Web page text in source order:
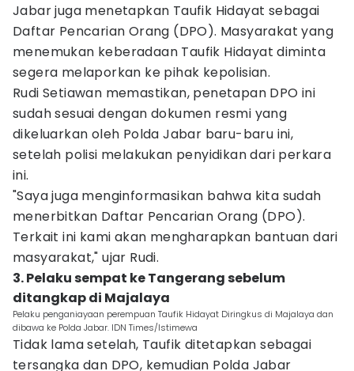
Jabar juga menetapkan Taufik Hidayat sebagai
Daftar Pencarian Orang (DPO). Masyarakat yang
menemukan keberadaan Taufik Hidayat diminta
segera melaporkan ke pihak kepolisian.
Rudi Setiawan memastikan, penetapan DPO ini
sudah sesuai dengan dokumen resmi yang
dikeluarkan oleh Polda Jabar baru-baru ini,
setelah polisi melakukan penyidikan dari perkara
ini.
"Saya juga menginformasikan bahwa kita sudah
menerbitkan Daftar Pencarian Orang (DPO).
Terkait ini kami akan mengharapkan bantuan dari
masyarakat," ujar Rudi.
3. Pelaku sempat ke Tangerang sebelum
ditangkap di Majalaya
Pelaku penganiayaan perempuan Taufik Hidayat Diringkus di Majalaya dan
dibawa ke Polda Jabar. IDN Times/Istimewa
Tidak lama setelah, Taufik ditetapkan sebagai
tersangka dan DPO, kemudian Polda Jabar